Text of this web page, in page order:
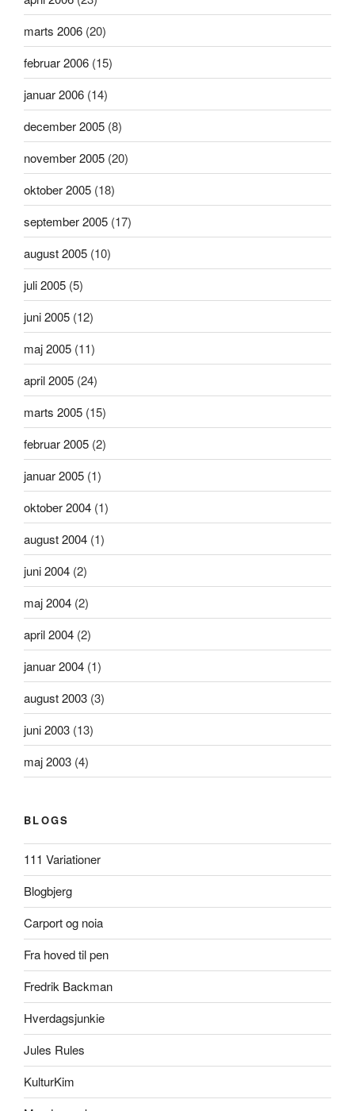
marts 2006 (20)
februar 2006 (15)
januar 2006 (14)
december 2005 (8)
november 2005 (20)
oktober 2005 (18)
september 2005 (17)
august 2005 (10)
juli 2005 (5)
juni 2005 (12)
maj 2005 (11)
april 2005 (24)
marts 2005 (15)
februar 2005 (2)
januar 2005 (1)
oktober 2004 (1)
august 2004 (1)
juni 2004 (2)
maj 2004 (2)
april 2004 (2)
januar 2004 (1)
august 2003 (3)
juni 2003 (13)
maj 2003 (4)
BLOGS
111 Variationer
Blogbjerg
Carport og noia
Fra hoved til pen
Fredrik Backman
Hverdagsjunkie
Jules Rules
KulturKim